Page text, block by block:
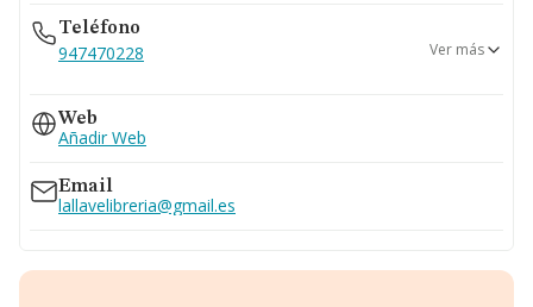
Teléfono
947470228
635...
Ver teléfono 635...
Ver más
Web
Añadir Web
Email
lallavelibreria@gmail.es